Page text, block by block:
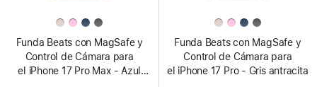
Funda Beats con MagSafe y
Control de Cámara para
el iPhone 17 Pro Max - Azul
Funda Beats con MagSafe y
Control de Cámara para
el iPhone 17 Pro - Gris antracita